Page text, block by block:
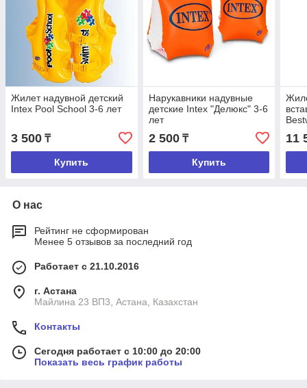
Жилет надувной детский
Intex Pool School 3-6 лет
3 500 ₸
Купить
Нарукавники надувные
детские Intex "Делюкс" 3-6
лет
2 500₸
Купить
11
О нас
Рейтинг не сформирован
Менее 5 отзывов за последний год
Работает с 21.10.2016
г. Астана
Майлина 23 ВП3, Астана, Казахстан
Контакты
Сегодня работает с 10:00 до 20:00
Показать весь график работы